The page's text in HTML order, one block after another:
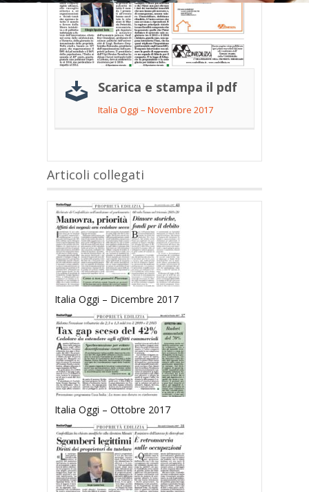
Scarica e stampa il pdf
Italia Oggi – Novembre 2017
Articoli collegati
Italia Oggi – Dicembre 2017
Italia Oggi – Ottobre 2017